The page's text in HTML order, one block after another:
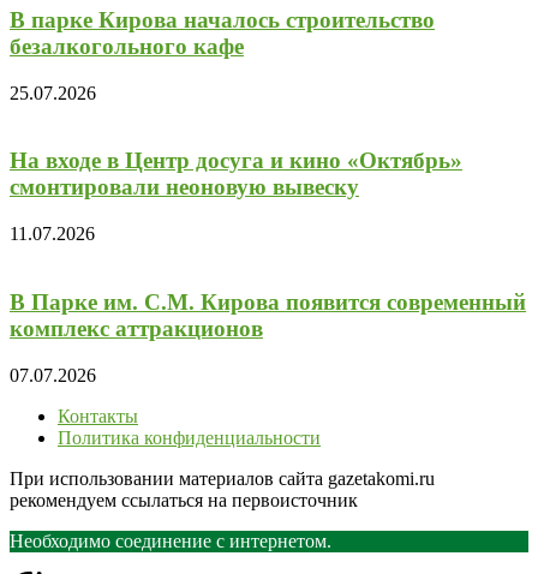
В парке Кирова началось строительство
безалкогольного кафе
25.07.2026
На входе в Центр досуга и кино «Октябрь»
смонтировали неоновую вывеску
11.07.2026
В Парке им. С.М. Кирова появится современный
комплекс аттракционов
07.07.2026
Контакты
Политика конфиденциальности
При использовании материалов сайта gazetakomi.ru
рекомендуем ссылаться на первоисточник
Необходимо соединение с интернетом.